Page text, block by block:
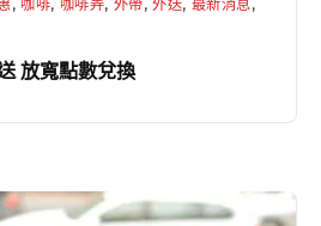
, 咖啡, 咖啡弄, 外帶,外送, 最新消息 ,
放寬點數兌換